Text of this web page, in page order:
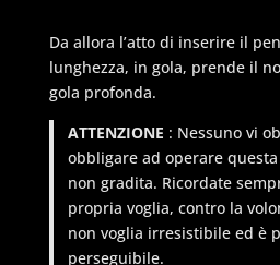
Da allora l’atto di inserire il
lunghezza, in gola, prende il
gola profonda.
ATTENZIONE : Nessuno vi
obbligare ad operare
non gradita. Ricordate
propria voglia, contro la
non voglia irresistibile ed è
perseguibile.